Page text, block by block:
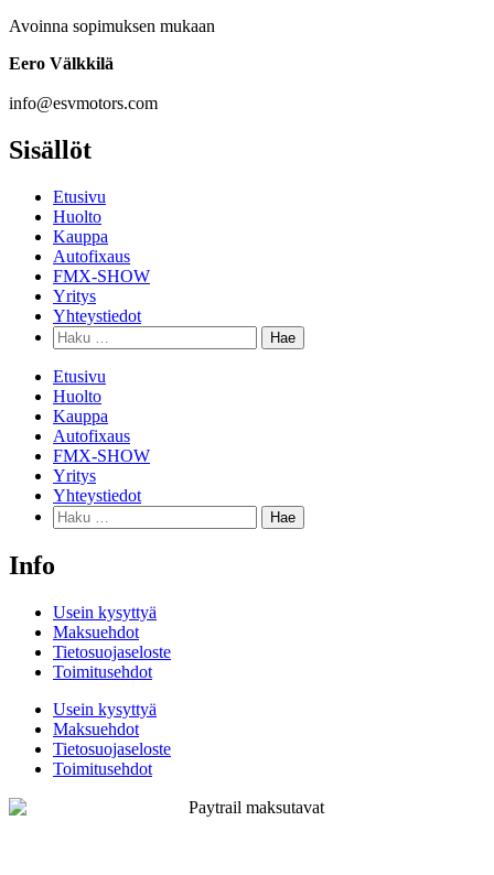
Avoinna sopimuksen mukaan
Eero Välkkilä
info@esvmotors.com
Sisällöt
Etusivu
Huolto
Kauppa
Autofixaus
FMX-SHOW
Yritys
Yhteystiedot
Etusivu
Huolto
Kauppa
Autofixaus
FMX-SHOW
Yritys
Yhteystiedot
Info
Usein kysyttyä
Maksuehdot
Tietosuojaseloste
Toimitusehdot
Usein kysyttyä
Maksuehdot
Tietosuojaseloste
Toimitusehdot